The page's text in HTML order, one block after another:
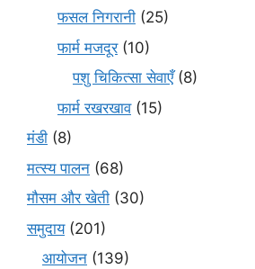
फसल निगरानी (25)
फार्म मजदूर(10)
पशु चिकित्सा सेवाएँ(8)
फार्म रखरखाव(15)
मंडी (8)
मत्स्य पालन (68)
मौसम और खेती (30)
समुदाय(201)
आयोजन (139)